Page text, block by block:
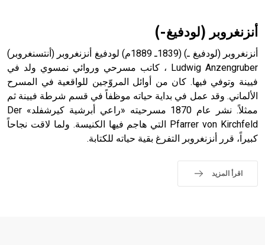
- هل تعلم أن أبجر Abgar اسم معروف جيداً يعود إلى عدد من
الملوك الذين حكموا مدينة إديسا (الرها) من أبجر الأول وحتى
التاسع، وهم ينتسبون إلى أسرة أوسروين
أنزنغروبر (لودفيغ-)
أنزنغروبر (لودفيغ ـ) (1839ـ 1889م) لودفيغ أنزنغروبر (أنتسنغروبر)
Ludwig Anzengruber ، كاتب مسرحي وروائي نمسوي ولد في
فيينة وتوفي فيها. كان من أوائل المروّجين للواقعية في المسرح
الألماني. وقد عمل في بداية حياته موظفاً في قسم شرطة فيينة ثم
ممثلاً. نشر عام 1870 مسرحيته «راعي أبرشية كيرشفلد» Der
Pfarrer von Kirchfeld التي هاجم فيها الكنيسة. ولما لاقت نجاحاً
كبيراً، قرر أنزنغروبر التفرغ بقية حياته للكتابة.
اقرأ المزيد